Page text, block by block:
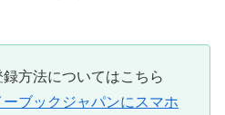
方法についてはこちら
ブックジャパンにスマホ